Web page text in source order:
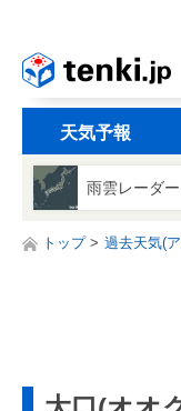
天気予報
雨雲レーダー
トップ 過去天気(